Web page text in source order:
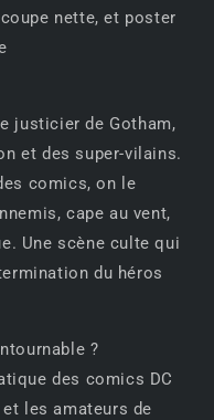
nette, et poster
justicier de Gotham,
et des super-vilains.
comics, on le
cape au vent,
Une scène culte qui
du héros
?
des comics DC
les amateurs de